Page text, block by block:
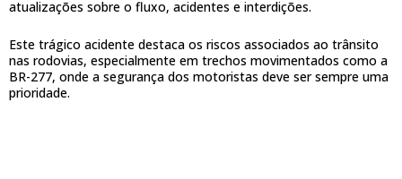
atualizações sobre o fluxo, acidentes e interdições.
Este trágico acidente destaca os riscos associados ao trânsito
nas rodovias, especialmente em trechos movimentados como a
BR-277, onde a segurança dos motoristas deve ser sempre uma
prioridade.